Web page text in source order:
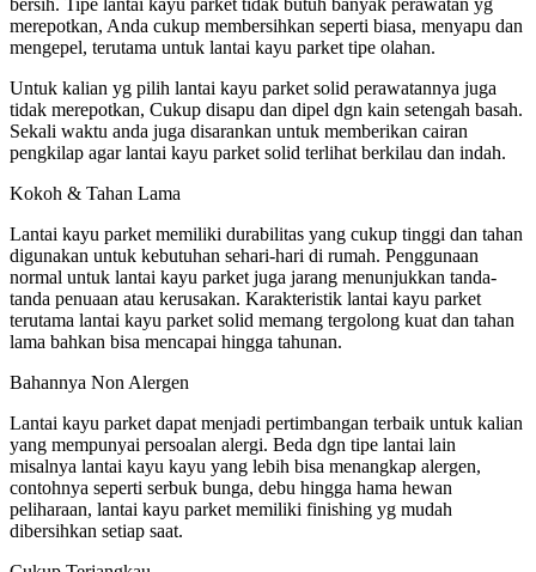
merepotkan, Anda cukup membersihkan seperti biasa, menyapu dan
mengepel, terutama untuk lantai kayu parket tipe olahan.
Untuk kalian yg pilih lantai kayu parket solid perawatannya juga
tidak merepotkan, Cukup disapu dan dipel dgn kain setengah basah.
Sekali waktu anda juga disarankan untuk memberikan cairan
pengkilap agar lantai kayu parket solid terlihat berkilau dan indah.
Kokoh & Tahan Lama
Lantai kayu parket memiliki durabilitas yang cukup tinggi dan tahan
digunakan untuk kebutuhan sehari-hari di rumah. Penggunaan
normal untuk lantai kayu parket juga jarang menunjukkan tanda-
tanda penuaan atau kerusakan. Karakteristik lantai kayu parket
terutama lantai kayu parket solid memang tergolong kuat dan tahan
lama bahkan bisa mencapai hingga tahunan.
Bahannya Non Alergen
Lantai kayu parket dapat menjadi pertimbangan terbaik untuk kalian
yang mempunyai persoalan alergi. Beda dgn tipe lantai lain
misalnya lantai kayu kayu yang lebih bisa menangkap alergen,
contohnya seperti serbuk bunga, debu hingga hama hewan
peliharaan, lantai kayu parket memiliki finishing yg mudah
dibersihkan setiap saat.